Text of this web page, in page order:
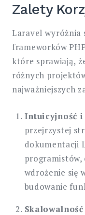
Zalety
Laravel wyróżnia
frameworków
które sprawiają,
różnych
najważniejszych
Intuicyjność
przejrzystej
dokumentacji
programistów,
wdrożenie się
budowanie
Skalowalność